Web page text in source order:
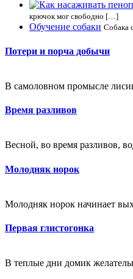
крючок мог свободно […]
Обучение собаки Собака
Потери и порча добычи
В самоловном промысле
Время разливов
Весной, во время разливов,
Молодняк норок
Молодняк норок начинает
Первая глистогонка
В теплые дни домик